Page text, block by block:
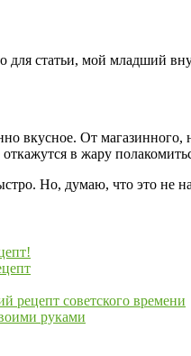
для статьи, мой
вкусное. От
в жару
Но, думаю, что это не
рецепт советского времени
руками